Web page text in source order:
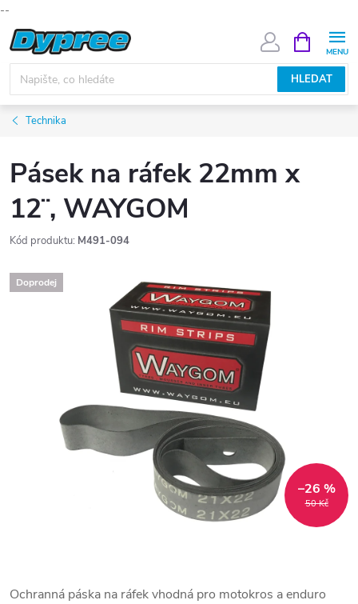
--
Přejít
na
obsah
HLEDAT
NÁKUPNÍ
KOŠÍK
Technika
Pásek na ráfek 22mm x
12¨, WAYGOM
Kód produktu: M491-094
Doprodej
50 Kč
–26 %
Ochranná páska na ráfek vhodná pro motokros a enduro